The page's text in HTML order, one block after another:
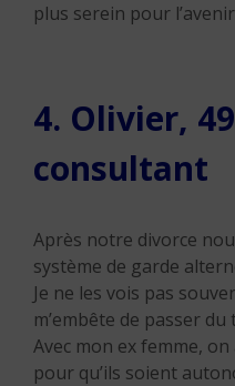
plus serein pour
4. Olivier,
consultant
Après notre divorce
système de garde
Je ne les vois pas
m’embête de passer
Avec mon ex femme, on
pour qu’ils soient